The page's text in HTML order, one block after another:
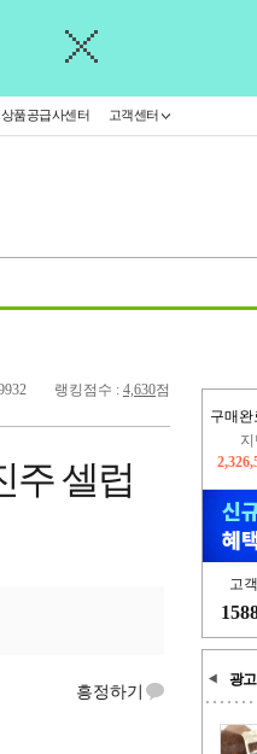
상품공급사센터 고객센터
구매완
고
광고
랭킹점수 : 4,630점
주 셀럽
흥정하기